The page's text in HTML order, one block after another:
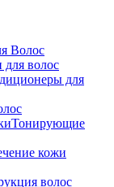
Волос
волос
для
Тонирующие
кожи
волос